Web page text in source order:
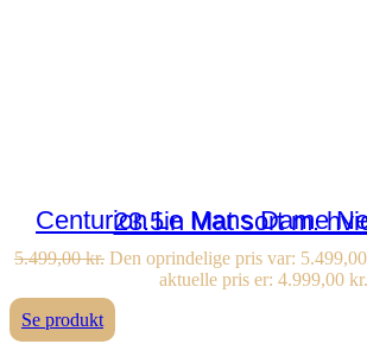
Centurion Le Mans Dame Nexus 7g Fod 23.5in Mat
5.499,00kr. Den oprindelige pris var:
aktuelle pris er: 4.999,00
Se produkt